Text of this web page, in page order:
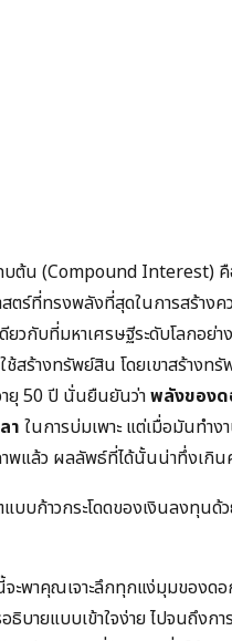
บต้น (Compound Interest) คื
ตร์ที่ทรงพลังที่สุดในการสร้างค
ยวกับที่มหาเศรษฐีระดับโลกอย่
สร้างทรัพย์สิน โดยเขาสร้างท
ยุ 50 ปี นั่นยืนยันว่าพลังของด
า ในการบ่มเพาะ แต่เมื่อมันทำง
พแล้ว ผลลัพธ์ที่ได้นั้นน่าทึ่งเกิน
แบบก้าวกระโดดของเงินลงทุน
ะพาคุณเจาะลึกทุกแง่มุมของด
ธิบายแบบเข้าใจง่าย ไปจนถึงกา